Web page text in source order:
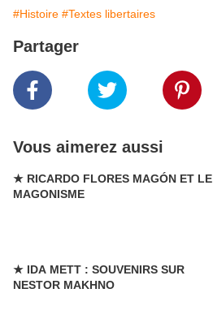
#Histoire #Textes libertaires
Partager
Vous aimerez aussi
★ RICARDO FLORES MAGÓN ET LE
MAGONISME
★ IDA METT : SOUVENIRS SUR
NESTOR MAKHNO